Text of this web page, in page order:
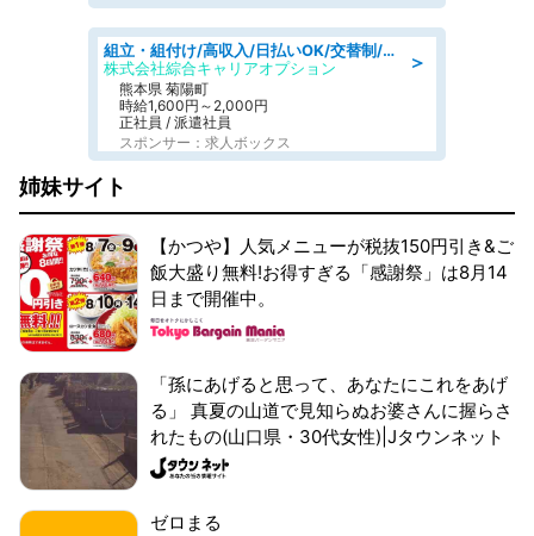
＞
組立・組付け/高収入/日払いOK/交替制/20・30・40代活躍中/製造 工場
株式会社綜合キャリアオプション
熊本県 菊陽町
時給1,600円～2,000円
正社員 / 派遣社員
スポンサー：求人ボックス
姉妹サイト
【かつや】人気メニューが税抜150円引き&ご
飯大盛り無料!お得すぎる「感謝祭」は8月14
日まで開催中。
「孫にあげると思って、あなたにこれをあげ
る」 真夏の山道で見知らぬお婆さんに握らさ
れたもの(山口県・30代女性)|Jタウンネット
ゼロまる